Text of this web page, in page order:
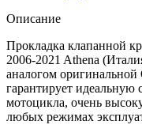
Описание
Прокладка клапанной
2006-2021 Athena
аналогом
гарантирует идеальную
мотоцикла, очень
любых режимах